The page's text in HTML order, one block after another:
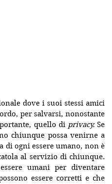
dove i suoi stessi amici
per salvarsi, nonostante
quello di privacy. Se
chiunque possa venirne a
di ogni essere umano, non è
al servizio di chiunque.
umani per diventare
essere corretti e che